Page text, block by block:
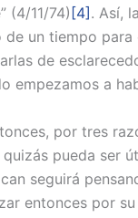
(4/11/74) [4] . Así,
de un tiempo
de
empezamos a
por tres
pueda ser
seguirá
entonces por